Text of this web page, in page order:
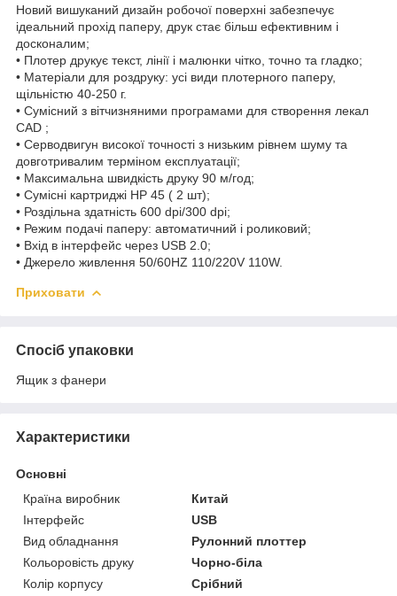
Новий вишуканий дизайн робочої поверхні забезпечує
ідеальний прохід паперу, друк стає більш ефективним і
досконалим;
• Плотер друкує текст, лінії і малюнки чітко, точно та гладко;
• Матеріали для роздруку: усі види плотерного паперу,
щільністю 40-250 г.
• Сумісний з вітчизняними програмами для створення лекал
CAD ;
• Серводвигун високої точності з низьким рівнем шуму та
довготривалим терміном експлуатації;
• Максимальна швидкість друку 90 м/год;
• Сумісні картриджі HP 45 ( 2 шт);
• Роздільна здатність 600 dpi/300 dpi;
• Режим подачі паперу: автоматичний і роликовий;
• Вхід в інтерфейс через USB 2.0;
• Джерело живлення 50/60HZ 110/220V 110W.
Приховати
Спосіб упаковки
Ящик з фанери
Характеристики
Основні
Країна виробник
Китай
Інтерфейс
USB
Вид обладнання
Рулонний плоттер
Кольоровість друку
Чорно-біла
Колір корпусу
Срібний